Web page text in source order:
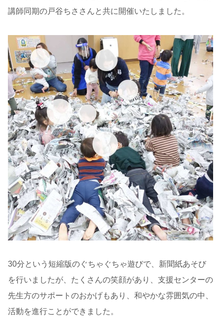
講師同期の戸谷ちささんと共に開催いたしました。
30分という短縮版のぐちゃぐちゃ遊びで、新聞紙あそび
を行いましたが、たくさんの笑顔があり、支援センターの
先生方のサポートのおかげもあり、和やかな雰囲気の中、
活動を進行ことができました。